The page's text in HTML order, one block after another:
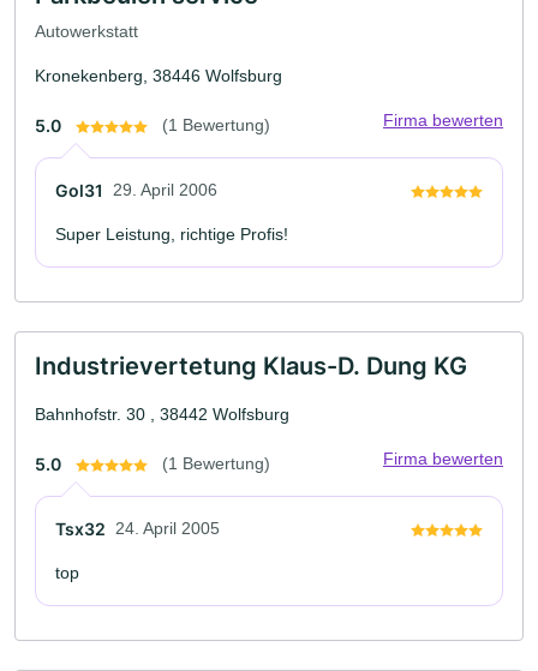
Autowerkstatt
Kronekenberg, 38446 Wolfsburg
5.0 (1 Bewertung) Firma bewerten
Gol31 29. April 2006
Super Leistung, richtige Profis!
Industrievertetung Klaus-D. Dung KG
Bahnhofstr. 30 , 38442 Wolfsburg
5.0 (1 Bewertung) Firma bewerten
Tsx32 24. April 2005
top